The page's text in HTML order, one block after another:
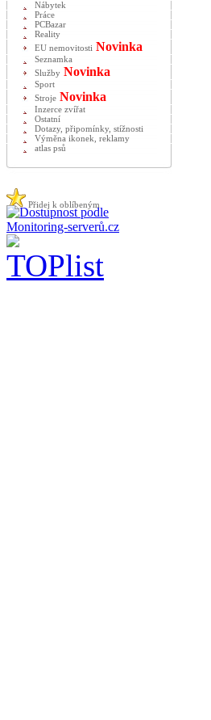
Nábytek
Práce
PCBazar
Reality
EU nemovitosti Novinka
Seznamka
Služby Novinka
Sport
Stroje Novinka
Inzerce zvířat
Ostatní
Dotazy, připomínky, stížnosti
Výměna ikonek, reklamy
atlas psů
Přidej k oblíbeným